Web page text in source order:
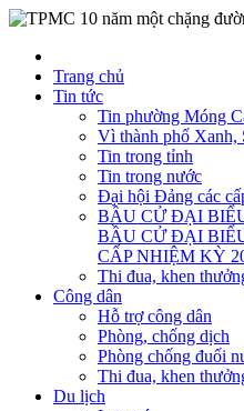
Trang chủ
Tin tức
Tin phường Móng
Vì thành phố Xanh,
Tin trong tỉnh
Tin trong nước
Đại hội Đảng các
BẦU CỬ ĐẠI
BẦU CỬ ĐẠI
CẤP NHIỆM KỲ
Thi đua, khen
Công dân
Hỗ trợ công dân
Phòng, chống dịch
Phòng chống đuối
Thi đua, khen
Du lịch